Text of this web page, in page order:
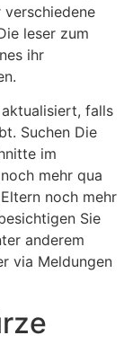
leser zum
ihr
falls
Suchen Die
im
mehr qua
noch mehr
Sie
anderem
via Meldungen